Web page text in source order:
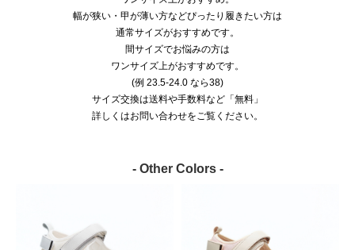
幅が狭い・甲が薄い方などぴったり履きたい方は
通常サイズがおすすめです。
間サイズでお悩みの方は
ワンサイズ上がおすすめです。
(例 23.5-24.0 なら38)
サイズ交換は送料や手数料など「無料」
詳しくはお問い合わせをご覧ください。
- Other Colors -